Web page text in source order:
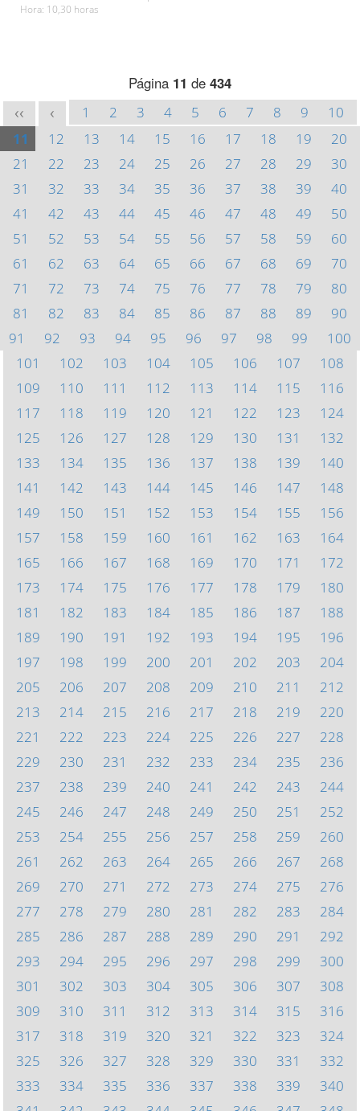
Hora: 10,30 horas
Página 11 de 434
<< < 1 2 3 4 5 6 7 8 9
10
11
12 13 14 15 16 17 18 19
20
21
22 23 24 25 26 27 28 29
30
31
32 33 34 35 36 37 38 39
40
41
42 43 44 45 46 47 48 49
50
51
52 53 54 55 56 57 58 59
60
61
62 63 64 65 66 67 68 69
70
71
72 73 74 75 76 77 78 79
80
81
82 83 84 85 86 87 88 89
90
91
92 93 94 95 96 97 98 99
100
101
102 103 104 105 106 107
108
109
110 111 112 113 114 115
116
117
118 119 120 121 122 123
124
125
126 127 128 129 130 131
132
133
134 135 136 137 138 139
140
141
142 143 144 145 146 147
148
149
150 151 152 153 154 155
156
157
158 159 160 161 162 163
164
165
166 167 168 169 170 171
172
173
174 175 176 177 178 179
180
181
182 183 184 185 186 187
188
189
190 191 192 193 194 195
196
197
198 199 200 201 202 203
204
205
206 207 208 209 210 211
212
213
214 215 216 217 218 219
220
221
222 223 224 225 226 227
228
229
230 231 232 233 234 235
236
237
238 239 240 241 242 243
244
245
246 247 248 249 250 251
252
253
254 255 256 257 258 259
260
261
262 263 264 265 266 267
268
269
270 271 272 273 274 275
276
277
278 279 280 281 282 283
284
285
286 287 288 289 290 291
292
293
294 295 296 297 298 299
300
301
302 303 304 305 306 307
308
309
310 311 312 313 314 315
316
317
318 319 320 321 322 323
324
325
326 327 328 329 330 331
332
333
334 335 336 337 338 339
340